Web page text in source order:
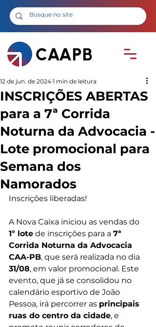
INSCRIÇÕES ABERTAS
para a 7ª Corrida
Noturna da Advocacia -
Lote promocional para
Semana dos
Namorados
12 de jun. de 2024 1 min de leitura
Inscrições liberadas!
A Nova Caixa iniciou as vendas do
1º lote de inscrições para a 7ª
Corrida Noturna da Advocacia
CAA-PB, que será realizada no dia
31/08, em valor promocional. Este
evento, que já se consolidou no
calendário esportivo de João
Pessoa, irá percorrer as principais
ruas do centro da cidade, e